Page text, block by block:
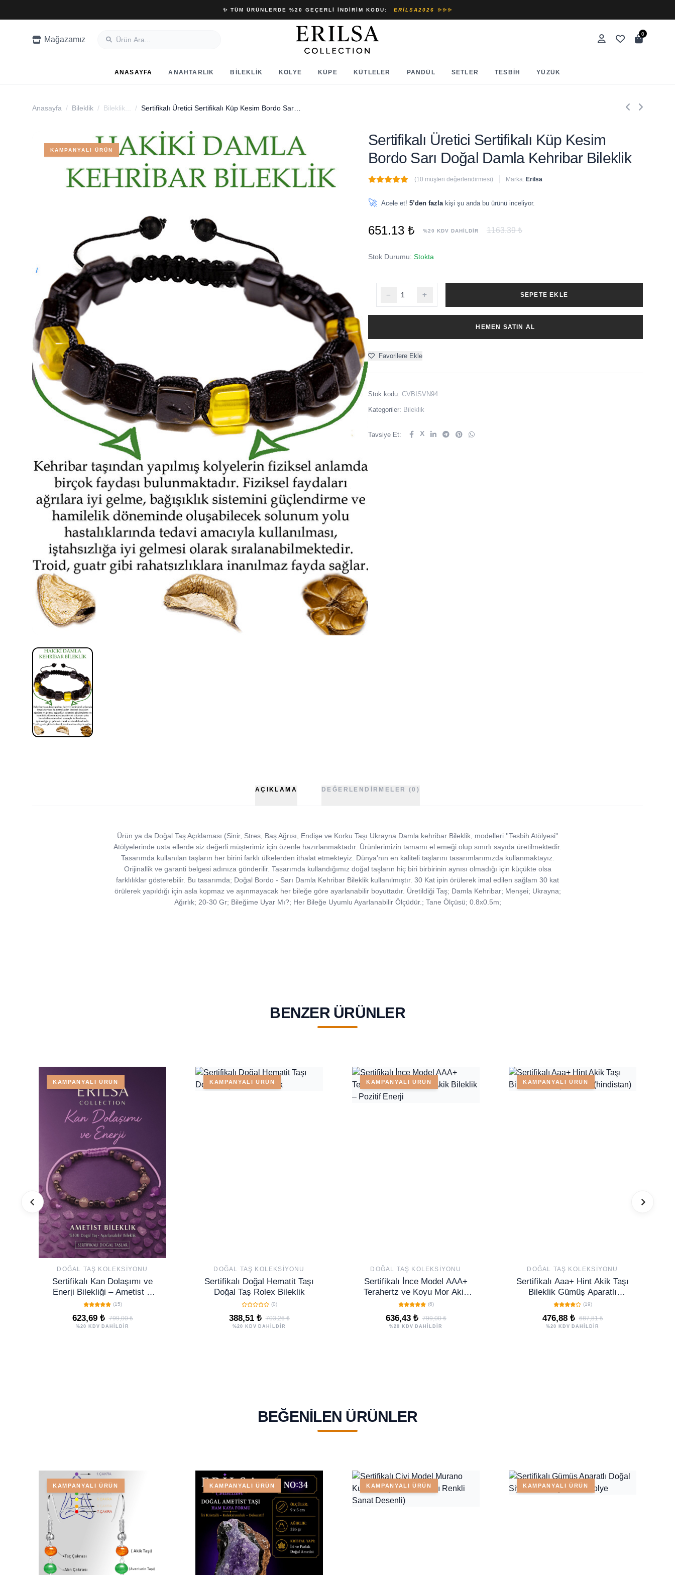
✨ TÜM ÜRÜNLERDE %20 GEÇERLI İNDIRIM KODU: ERILSA2026 ✨✨✨
Mağazamız
0
ANASAYFA ANAHTARLIK BILEKLIK KOLYE KÜPE KÜTLELER PANDÜL SETLER TESBIH YÜZÜK
Anasayfa / Bileklik / Bileklik... /
KAMPANYALI ÜRÜN
Sertifikalı Üretici Sertifikalı Küp Kesim
Bordo Sarı Doğal Damla Kehribar Bileklik
(10 müşteri değerlendirmesi) Marka: Erilsa
🚀 Acele et! 5’den fazlakişi şu anda bu ürünü inceliyor.
651.13 ₺ %20 KDV DAHİLDİR 1163.39 ₺
Stok Durumu: Stokta
SEPETE EKLE
HEMEN SATIN AL
Favorilere Ekle
Stok kodu: CVBISVN94
Kategoriler: Bileklik
Tavsiye Et: X
AÇIKLAMA DEĞERLENDIRMELER (0)
Ürün ya da Doğal Taş Açıklaması (Sinir, Stres, Baş Ağrısı, Endişe ve Korku Taşı Ukrayna Damla kehribar Bileklik, modelleri ''Tesbih Atölyesi''
Atölyelerinde usta ellerde siz değerli müşterimiz için özenle hazırlanmaktadır. Ürünlerimizin tamamı el emeği olup sınırlı sayıda üretilmektedir.
Tasarımda kullanılan taşların her birini farklı ülkelerden ithalat etmekteyiz. Dünya'nın en kaliteli taşlarını tasarımlarımızda kullanmaktayız.
Orijinallik ve garanti belgesi adınıza gönderilir. Tasarımda kullandığımız doğal taşların hiç biri birbirinin aynısı olmadığı için küçükte olsa
farklılıklar gösterebilir. Bu tasarımda; Doğal Bordo - Sarı Damla Kehribar Bileklik kullanılmıştır. 30 Kat ipin örülerek imal edilen sağlam 30 kat
örülerek yapıldığı için asla kopmaz ve aşınmayacak her bileğe göre ayarlanabilir boyuttadır. Üretildiği Taş; Damla Kehribar; Menşei; Ukrayna;
Ağırlık; 20-30 Gr; Bileğime Uyar Mı?; Her Bileğe Uyumlu Ayarlanabilir Ölçüdür.; Tane Ölçüsü; 0.8x0.5m;
BENZER ÜRÜNLER
KAMPANYALI ÜRÜN
DOĞAL TAŞ KOLEKSIYONU
Sertifikalı Kan Dolaşımı ve
Enerji Bilekliği – Ametist &
Terahertz (6 mm)
(15)
623,69 ₺ 799,00 ₺
%20 KDV DAHİLDİR
KAMPANYALI ÜRÜN
DOĞAL TAŞ KOLEKSIYONU
Sertifikalı Doğal Hematit Taşı
Doğal Taş Rolex Bileklik
(0)
388,51 ₺ 703,26 ₺
%20 KDV DAHİLDİR
KAMPANYALI ÜRÜN
DOĞAL TAŞ KOLEKSIYONU
Sertifikalı İnce Model AAA+
Terahertz ve Koyu Mor Akik
Bileklik – Pozitif Enerji
(6)
636,43 ₺ 799,00 ₺
%20 KDV DAHİLDİR
KAMPANYALI ÜRÜN
DOĞAL TAŞ KOLEKSIYONU
Sertifikalı Aaa+ Hint Akik Taşı
Bileklik Gümüş Aparatlı
(hindistan)
(19)
476,88 ₺ 687,81 ₺
%20 KDV DAHİLDİR
BEĞENILEN ÜRÜNLER
KAMPANYALI ÜRÜN KAMPANYALI ÜRÜN KAMPANYALI ÜRÜN KAMPANYALI ÜRÜN